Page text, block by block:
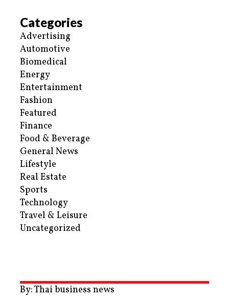
Categories
Advertising
Automotive
Biomedical
Energy
Entertainment
Fashion
Featured
Finance
Food & Beverage
General News
Lifestyle
Real Estate
Sports
Technology
Travel & Leisure
Uncategorized
By: Thai business news